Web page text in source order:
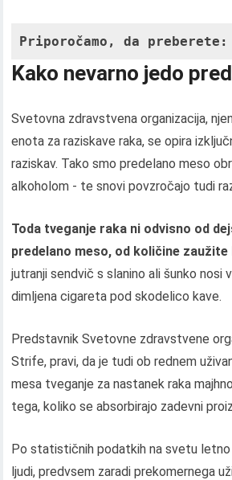
Priporočamo, da preberete:
Kako nevarno jedo
Svetovna zdravstvena organizacija,
enota za raziskave raka, se opira
raziskav. Tako smo predelano meso
alkoholom - te snovi povzročajo tudi
Toda tveganje raka ni odvisno od
predelano meso, od količine zaužite
jutranji sendvič s slanino ali šunko nosi
dimljena cigareta pod skodelico kave.
Predstavnik Svetovne zdravstvene
Strife, pravi, da je tudi ob rednem
mesa tveganje za nastanek raka
tega, koliko se absorbirajo zadevni
Po statističnih podatkih na svetu
ljudi, predvsem zaradi prekomernega